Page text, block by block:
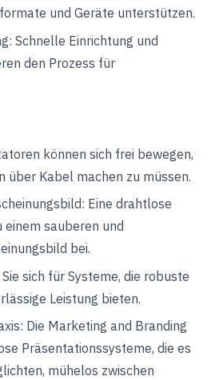
und Geräte unterstützen.
Schnelle Einrichtung und
den Prozess für
können sich frei bewegen,
über Kabel machen zu müssen.
Eine drahtlose
sauberen und
bei.
sich für Systeme, die robuste
Leistung bieten.
Die Marketing and Branding
Präsentationssysteme, die es
mühelos zwischen